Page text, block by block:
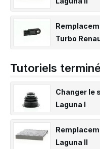
Turbo
Tutoriels
Changer le
Laguna I
Laguna II